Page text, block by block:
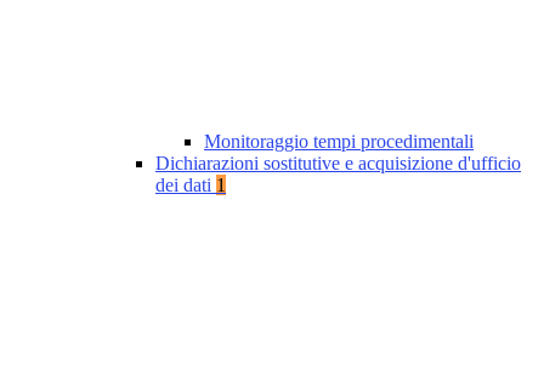
Monitoraggio tempi procedimentali
Dichiarazioni sostitutive e acquisizione d'ufficio
dei dati 1